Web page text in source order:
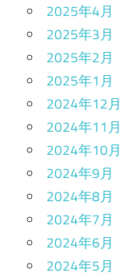
2025年4月
2025年3月
2025年2月
2025年1月
2024年12月
2024年11月
2024年10月
2024年9月
2024年8月
2024年7月
2024年6月
2024年5月